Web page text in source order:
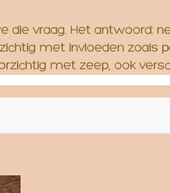
die vraag. Het
met invloeden
met zeep, ook